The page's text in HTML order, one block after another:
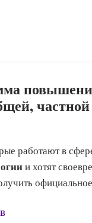
работают в
и хотят